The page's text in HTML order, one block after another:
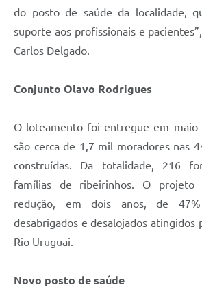
do posto de saúde da localidade,
suporte aos profissionais e
Carlos Delgado.
Conjunto Olavo Rodrigues
O loteamento foi entregue em maio
são cerca de 1,7 mil moradores nas
construídas. Da totalidade, 216
famílias de ribeirinhos. O projeto
redução, em dois anos, de
desabrigados e desalojados atingidos
Rio Uruguai.
Novo posto de saúde